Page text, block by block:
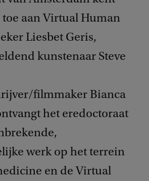
aan Virtual Human
Liesbet Geris,
kunstenaar Steve
filmmaker Bianca
het eredoctoraat
werk op het terrein
en de Virtual